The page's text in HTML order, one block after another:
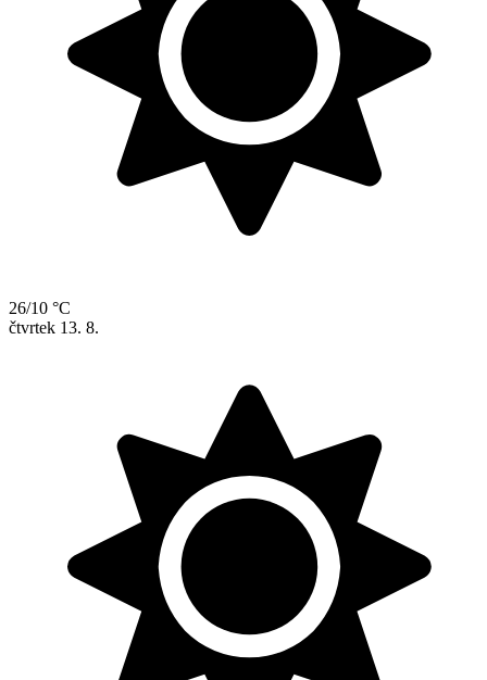
26/10 °C
čtvrtek 13. 8.